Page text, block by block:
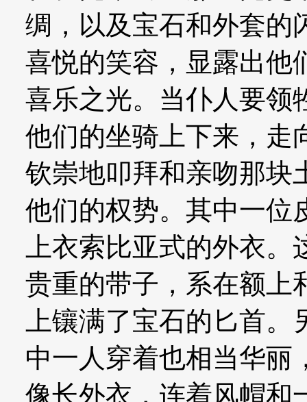
绸，以及宝石和外套的
喜悦的笑容，显露出他
喜乐之光。当仆人要领
他们的坐骑上下来，走
钦崇地叩拜和亲吻那块
他们的权势。其中一位
上衣索比亚式的外衣
贵重的带子，系在额上
上镶满了宝石的匕首
中一人穿着也相当华丽
像长外衣，连着风帽和